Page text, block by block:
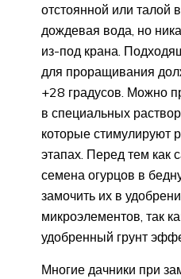
отстоянной или талой
дождевая вода, но
из-под крана.
для проращивания
+28 градусов. Можно
в специальных
которые стимулируют
этапах. Перед тем как
семена огурцов в
замочить их в
микроэлементов, так
удобренный грунт
Многие дачники при